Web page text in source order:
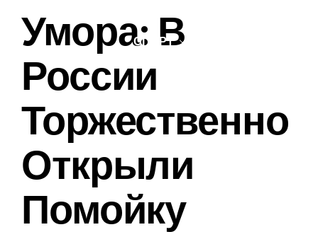
СПОРТ
Умора: В
России
Торжественно
Открыли
Помойку